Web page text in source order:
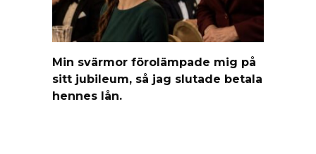
Min svärmor förolämpade mig på
sitt jubileum, så jag slutade betala
hennes lån.